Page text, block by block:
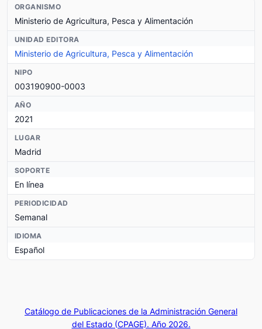
ORGANISMO
Ministerio de Agricultura, Pesca y Alimentación
UNIDAD EDITORA
Ministerio de Agricultura, Pesca y Alimentación
NIPO
003190900-0003
AÑO
2021
LUGAR
Madrid
SOPORTE
En línea
PERIODICIDAD
Semanal
IDIOMA
Español
Catálogo de Publicaciones de la Administración General
del Estado (CPAGE). Año 2026.